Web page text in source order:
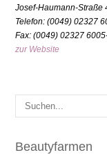
Josef-Haumann-Straße
Telefon: (0049) 02327
Fax: (0049) 02327
zur Website
Beautyfarmen